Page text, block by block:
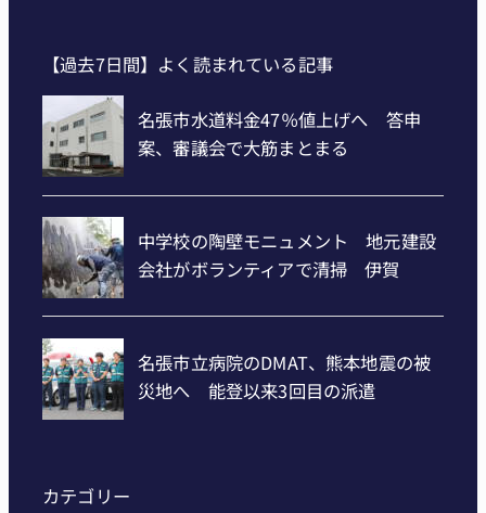
【過去7日間】よく読まれている記事
カテゴリー